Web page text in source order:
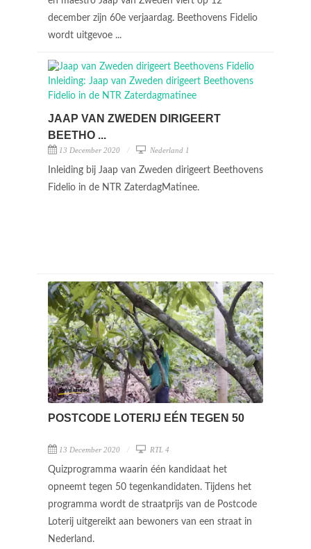
december zijn 60e verjaardag. Beethovens Fidelio
wordt uitgevoe ...
JAAP VAN ZWEDEN DIRIGEERT
BEETHO ...
13 December 2020 Nederland 1
Inleiding bij Jaap van Zweden dirigeert Beethovens
Fidelio in de NTR ZaterdagMatinee.
POSTCODE LOTERIJ EÉN TEGEN 50
13 December 2020 RTL 4
Quizprogramma waarin één kandidaat het
opneemt tegen 50 tegenkandidaten. Tijdens het
programma wordt de straatprijs van de Postcode
Loterij uitgereikt aan bewoners van een straat in
Nederland.